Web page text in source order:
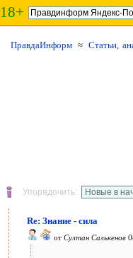
18+
ПравдаИнформ ≈ Статьи,
Упорядочить:
Re: Знание - сила
от Султан Салькенов